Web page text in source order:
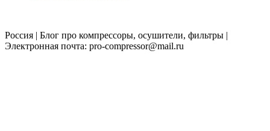
Россия | Блог про компрессоры, осушители, фильтры |
Электронная почта: pro-compressor@mail.ru